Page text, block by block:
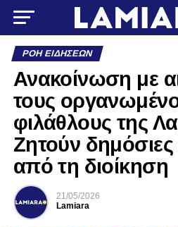
ΡΟΉ ΕΙΔΉΣΕΩΝ
Ανακοίνωση με
τους
φιλάθλους της
Ζητούν
από τη διοίκηση
21/05/2026
Lamiara